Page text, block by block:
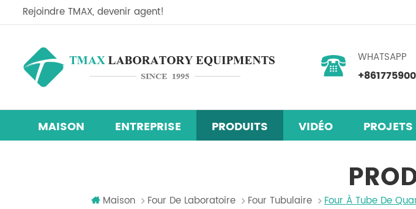
Rejoindre TMAX, devenir agent!
WHATSAPP
MAISON ENTREPRISE PRODUITS VIDÉO PROJETS
Maison Four De Laboratoire Four Tubulaire Four À Tube De